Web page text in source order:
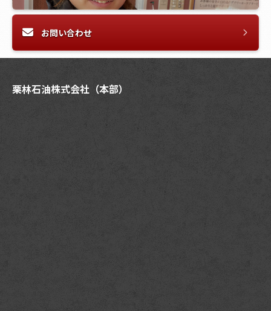
お問い合わせ
栗林石油株式会社（本部）